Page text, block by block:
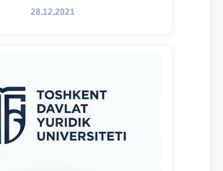
активных и
28.12.2021